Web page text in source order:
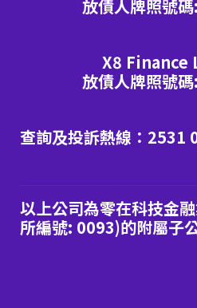
放債人牌照號
X8
放債人牌照號
查詢及投訴熱線：2531
以上公司為零在科技金
所編號: 0093)的附屬子